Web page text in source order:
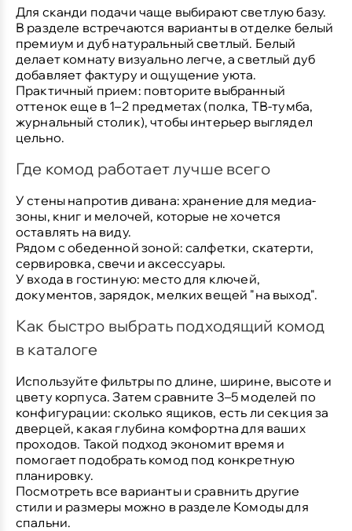
Для сканди подачи чаще выбирают светлую базу.
В разделе встречаются варианты в отделке белый
премиум и дуб натуральный светлый. Белый
делает комнату визуально легче, а светлый дуб
добавляет фактуру и ощущение уюта.
Практичный прием: повторите выбранный
оттенок еще в 1–2 предметах (полка, ТВ-тумба,
журнальный столик), чтобы интерьер выглядел
цельно.
Где комод работает лучше всего
У стены напротив дивана: хранение для медиа-
зоны, книг и мелочей, которые не хочется
оставлять на виду.
Рядом с обеденной зоной: салфетки, скатерти,
сервировка, свечи и аксессуары.
У входа в гостиную: место для ключей,
документов, зарядок, мелких вещей "на выход".
Как быстро выбрать подходящий комод
в каталоге
Используйте фильтры по длине, ширине, высоте и
цвету корпуса. Затем сравните 3–5 моделей по
конфигурации: сколько ящиков, есть ли секция за
дверцей, какая глубина комфортна для ваших
проходов. Такой подход экономит время и
помогает подобрать комод под конкретную
планировку.
Посмотреть все варианты и сравнить другие
стили и размеры можно в разделе Комоды для
спальни.